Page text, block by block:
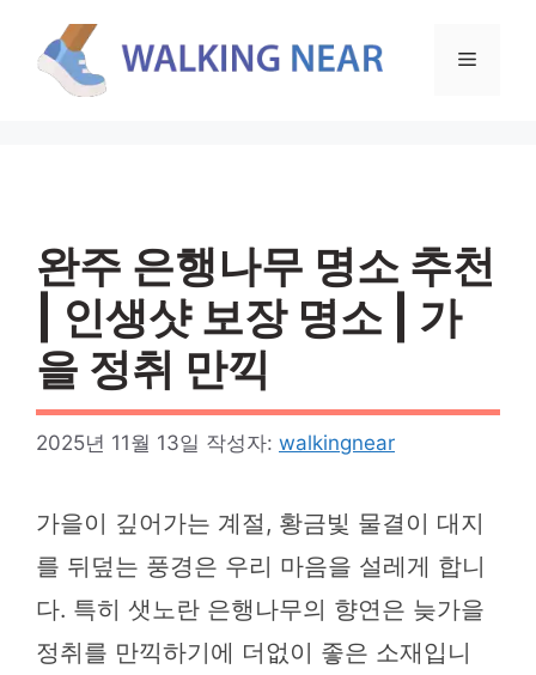
메
완주 은행나무 명소 추천
| 인생샷 보장 명소 | 가
을 정취 만끽
2025년 11월 13일 작성자: walkingnear
가을이 깊어가는 계절, 황금빛 물결이 대지
를 뒤덮는 풍경은 우리 마음을 설레게 합니
다. 특히 샛노란 은행나무의 향연은 늦가을
정취를 만끽하기에 더없이 좋은 소재입니